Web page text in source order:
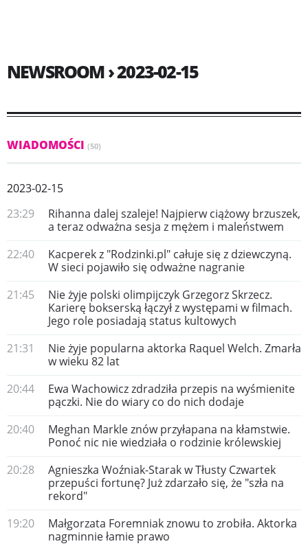
NEWSROOM › 2023-02-15
WIADOMOŚCI (50)
2023-02-15
23:29
Rihanna dalej szaleje! Najpierw ciążowy brzuszek,
a teraz odważna sesja z mężem i maleństwem
22:40
Kacperek z "Rodzinki.pl" całuje się z dziewczyną.
W sieci pojawiło się odważne nagranie
21:45
Nie żyje polski olimpijczyk Grzegorz Skrzecz.
Karierę bokserską łączył z występami w filmach.
Jego role posiadają status kultowych
21:31
Nie żyje popularna aktorka Raquel Welch. Zmarła
w wieku 82 lat
20:44
Ewa Wachowicz zdradziła przepis na wyśmienite
pączki. Nie do wiary co do nich dodaje
20:40
Meghan Markle znów przyłapana na kłamstwie.
Ponoć nic nie wiedziała o rodzinie królewskiej
20:28
Agnieszka Woźniak-Starak w Tłusty Czwartek
przepuści fortunę? Już zdarzało się, że "szła na
rekord"
19:20
Małgorzata Foremniak znowu to zrobiła. Aktorka
nagminnie łamie prawo